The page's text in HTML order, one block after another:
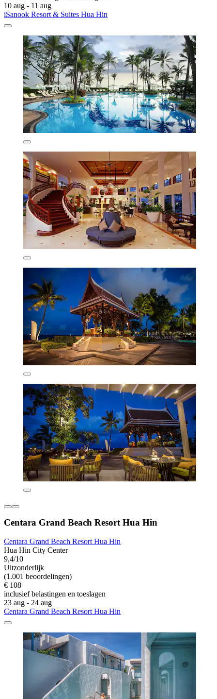
10 aug - 11 aug
iSanook Resort & Suites Hua Hin
Centara Grand Beach Resort Hua Hin
Centara Grand Beach Resort Hua Hin
Hua Hin City Center
9,4/10
Uitzonderlijk
(1.001 beoordelingen)
€ 108
inclusief belastingen en toeslagen
23 aug - 24 aug
Centara Grand Beach Resort Hua Hin